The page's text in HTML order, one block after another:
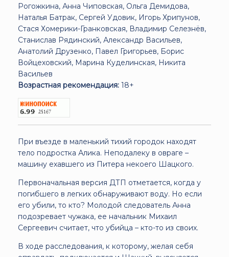
Рогожкина, Анна Чиповская, Ольга Демидова,
Наталья Батрак, Сергей Удовик, Игорь Хрипунов,
Стася Хомерики-Гранковская, Владимир Селезнёв,
Станислав Рядинский, Александр Васильев,
Анатолий Друзенко, Павел Григорьев, Борис
Войцеховский, Марина Куделинская, Никита
Васильев
Возрастная рекомендация: 18+
При въезде в маленький тихий городок находят
тело подростка Алика. Неподалеку в овраге –
машину ехавшего из Питера некоего Шацкого.
Первоначальная версия ДТП отметается, когда у
погибшего в легких обнаруживают воду. Но если
его убили, то кто? Молодой следователь Анна
подозревает чужака, ее начальник Михаил
Сергеевич считает, что убийца – кто-то из своих.
В ходе расследования, к которому, желая себя